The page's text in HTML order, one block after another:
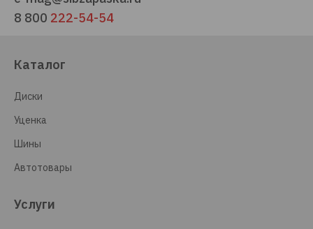
8 800 222-54-54
Каталог
Диски
Уценка
Шины
Автотовары
Услуги